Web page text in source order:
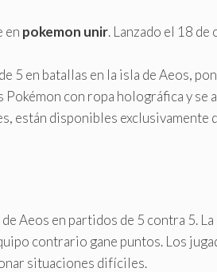
en pokemon unir. Lanzado el 18 de
5 en batallas en la isla de Aeos,
con ropa holográfica y
están disponibles exclusivamente
Aeos en partidos de 5 contra 5.
contrario gane puntos. Los
situaciones difíciles.